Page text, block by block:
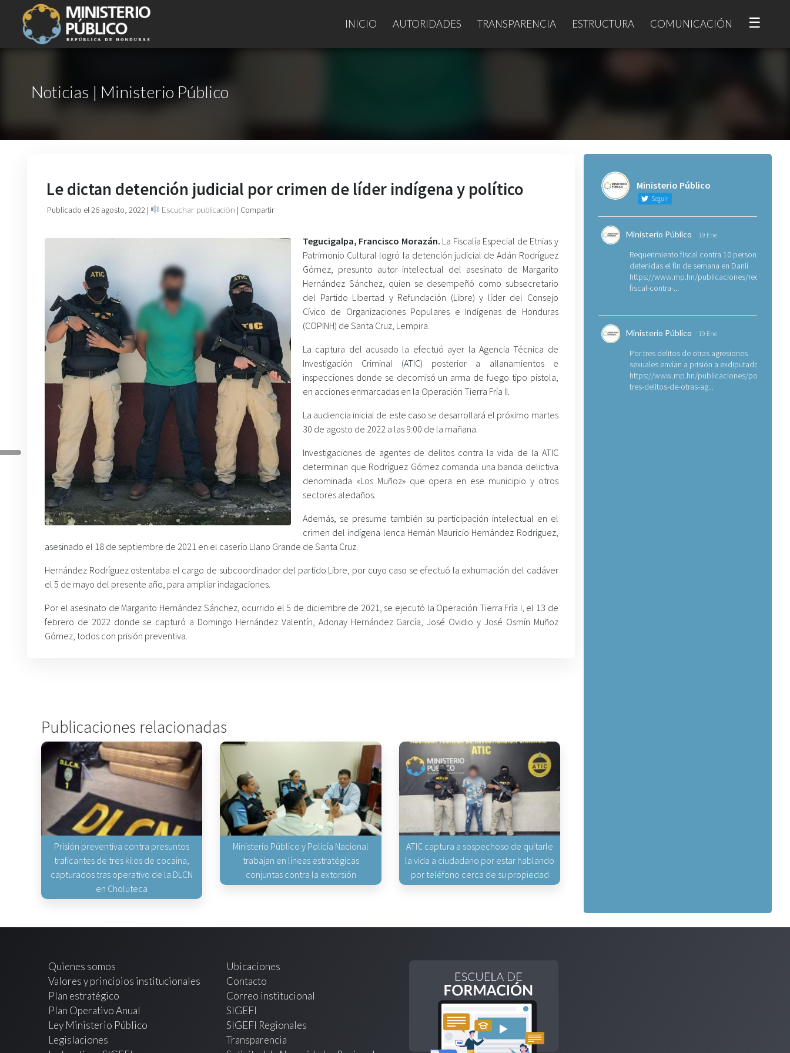
INICIO AUTORIDADES TRANSPARENCIA ESTRUCTURA COMUNICACIÓN ☰
Noticias | Ministerio Público
Le dictan detención judicial por crimen de líder indígena y político
Publicado el 26 agosto, 2022 | Escuchar publicación | Compartir
Tegucigalpa, Francisco Morazán. La Fiscalía Especial de Etnias y
Patrimonio Cultural logró la detención judicial de Adán Rodríguez
Gómez, presunto autor intelectual del asesinato de Margarito
Hernández Sánchez, quien se desempeñó como subsecretario
del Partido Libertad y Refundación (Libre) y líder del Consejo
Cívico de Organizaciones Populares e Indígenas de Honduras
(COPINH) de Santa Cruz, Lempira.
La captura del acusado la efectuó ayer la Agencia Técnica de
Investigación Criminal (ATIC) posterior a allanamientos e
inspecciones donde se decomisó un arma de fuego tipo pistola,
en acciones enmarcadas en la Operación Tierra Fría II.
La audiencia inicial de este caso se desarrollará el próximo martes
30 de agosto de 2022 a las 9:00 de la mañana.
Investigaciones de agentes de delitos contra la vida de la ATIC
determinan que Rodríguez Gómez comanda una banda delictiva
denominada «Los Muñoz» que opera en ese municipio y otros
sectores aledaños.
Además, se presume también su participación intelectual en el
crimen del indígena lenca Hernán Mauricio Hernández Rodríguez,
asesinado el 18 de septiembre de 2021 en el caserío Llano Grande de Santa Cruz.
Hernández Rodríguez ostentaba el cargo de subcoordinador del partido Libre, por cuyo caso se efectuó la exhumación del cadáver
el 5 de mayo del presente año, para ampliar indagaciones.
Por el asesinato de Margarito Hernández Sánchez, ocurrido el 5 de diciembre de 2021, se ejecutó la Operación Tierra Fría I, el 13 de
febrero de 2022 donde se capturó a Domingo Hernández Valentín, Adonay Hernández García, José Ovidio y José Osmín Muñoz
Gómez, todos con prisión preventiva.
Publicaciones relacionadas
Prisión preventiva contra presuntos
traficantes de tres kilos de cocaína,
capturados tras operativo de la DLCN
en Choluteca
Ministerio Público y Policía Nacional
trabajan en líneas estratégicas
conjuntas contra la extorsión
ATIC captura a sospechoso de quitarle
la vida a ciudadano por estar hablando
por teléfono cerca de su propiedad
Ministerio Público
Seguir
Ministerio Público 19 Ene
Requerimiento fiscal contra 10 personas
detenidas el fin de semana en Danlí
https://www.mp.hn/publicaciones/
fiscal-contra-...
Ministerio Público 19 Ene
Por tres delitos de otras agresiones
sexuales envían a prisión a exdiputado
https://www.mp.hn/publicaciones/por-
tres-delitos-de-otras-ag...
Quienes somos
Valores y principios institucionales
Plan estratégico
Plan Operativo Anual
Ley Ministerio Público
Legislaciones
Ubicaciones
Contacto
Correo institucional
SIGEFI
SIGEFI Regionales
Transparencia